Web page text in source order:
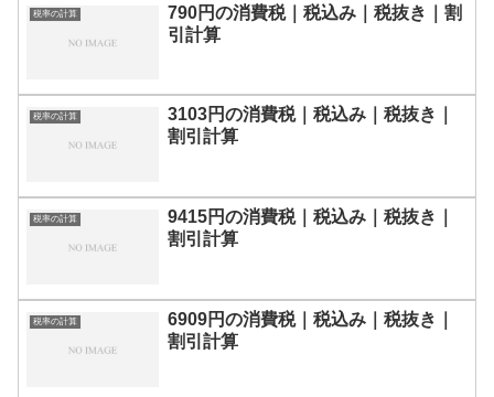
税率の計算
790円の消費税｜税込み｜税抜き｜割
引計算
税率の計算
3103円の消費税｜税込み｜税抜き｜
割引計算
税率の計算
9415円の消費税｜税込み｜税抜き｜
割引計算
税率の計算
6909円の消費税｜税込み｜税抜き｜
割引計算